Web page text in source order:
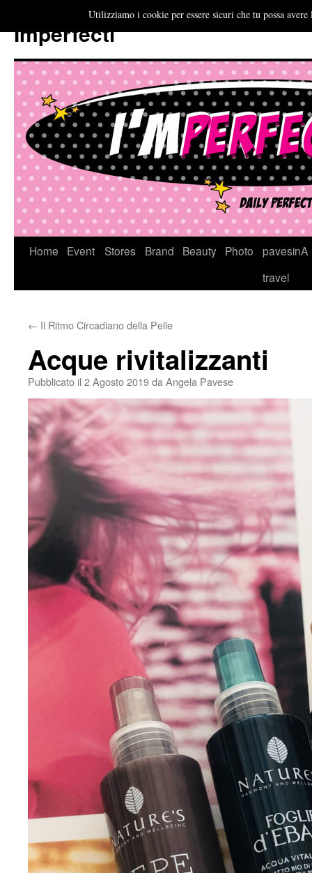
Imperfecti
VaiHome Event Stores Brand Beauty Photo
pavesinA
travel
← Il Ritmo Circadiano della Pelle
Acque rivitalizzanti
Pubblicato il 2 Agosto 2019da Angela Pavese
Utilizziamo i cookie per essere sicuri che tu possa